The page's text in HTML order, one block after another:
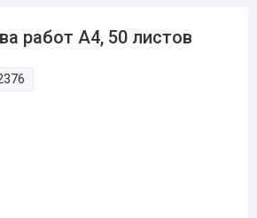
работ А4, 50 листов